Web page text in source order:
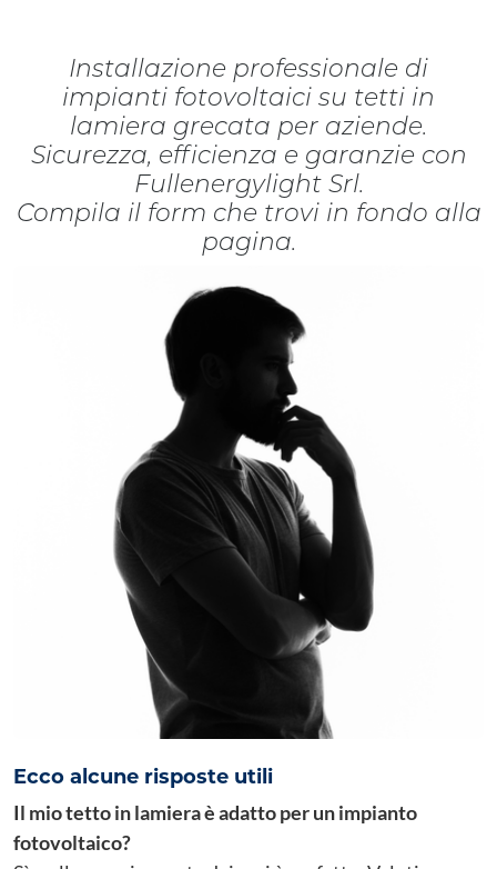
Installazione professionale di
impianti fotovoltaici su tetti in
lamiera grecata per aziende.
Sicurezza, efficienza e garanzie con
Fullenergylight Srl.
Compila il form che trovi in fondo alla
pagina.
Ecco alcune risposte utili
Il mio tetto in lamiera è adatto per un impianto
fotovoltaico?